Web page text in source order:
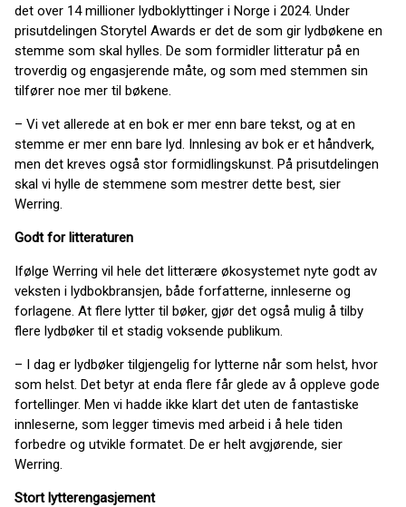
det over 14 millioner lydboklyttinger i Norge i 2024. Under
prisutdelingen Storytel Awards er det de som gir lydbøkene en
stemme som skal hylles. De som formidler litteratur på en
troverdig og engasjerende måte, og som med stemmen sin
tilfører noe mer til bøkene.
– Vi vet allerede at en bok er mer enn bare tekst, og at en
stemme er mer enn bare lyd. Innlesing av bok er et håndverk,
men det kreves også stor formidlingskunst. På prisutdelingen
skal vi hylle de stemmene som mestrer dette best, sier
Werring.
Godt for litteraturen
Ifølge Werring vil hele det litterære økosystemet nyte godt av
veksten i lydbokbransjen, både forfatterne, innleserne og
forlagene. At flere lytter til bøker, gjør det også mulig å tilby
flere lydbøker til et stadig voksende publikum.
– I dag er lydbøker tilgjengelig for lytterne når som helst, hvor
som helst. Det betyr at enda flere får glede av å oppleve gode
fortellinger. Men vi hadde ikke klart det uten de fantastiske
innleserne, som legger timevis med arbeid i å hele tiden
forbedre og utvikle formatet. De er helt avgjørende, sier
Werring.
Stort lytterengasjement